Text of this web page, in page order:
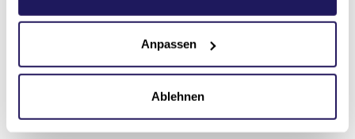
Anpassen
Ablehnen
diesen Mitteln werden Maßnahmen mit
Pandemiebezug realisiert. Es handelt sich um
Projekte im Gesundheitssektor, zur
Wirtschaft. Sie sind in einem 63 Maßnahmen
umfassenden Katalog definiert.